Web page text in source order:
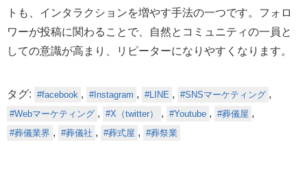
トも、インタラクションを増やす手法の一つです。フォロ
ワーが投稿に関わることで、自然とコミュニティの一員と
しての意識が高まり、リピーターになりやすくなります。
タグ: facebook , Instagram , LINE , SNSマーケティング ,
Webマーケティング , X（twitter） , Youtube , 葬儀屋 ,
葬儀業界 , 葬儀社 , 葬式屋 , 葬祭業